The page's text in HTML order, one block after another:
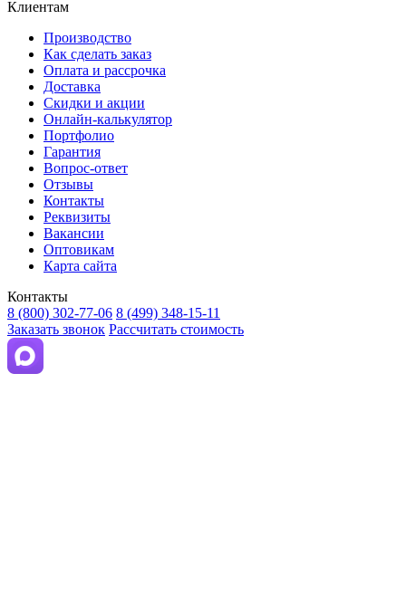
Клиентам
Производство
Как сделать заказ
Оплата и рассрочка
Доставка
Скидки и акции
Онлайн-калькулятор
Портфолио
Гарантия
Вопрос-ответ
Отзывы
Контакты
Реквизиты
Вакансии
Оптовикам
Карта сайта
Контакты
8 (800) 302-77-06 8 (499) 348-15-11
Заказать звонок Рассчитать стоимость